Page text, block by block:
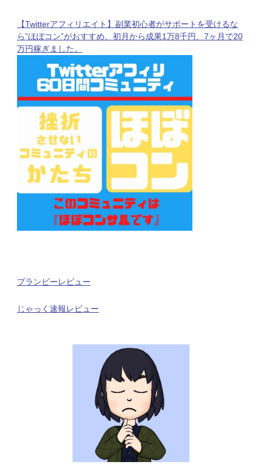
【Twitterアフィリエイト】副業初心者がサポートを受けるな
ら”ほぼコン”がおすすめ。初月から成果1万8千円、7ヶ月で20
万円稼ぎました。
プランビーレビュー
じゃっく速報レビュー